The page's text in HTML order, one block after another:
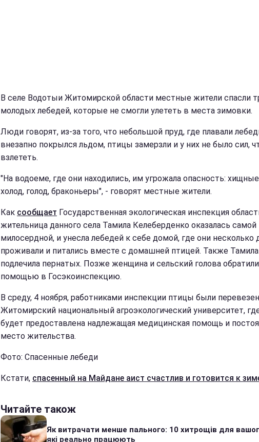
В селе Водотыи Житомирской области местные жители спасли
молодых лебедей, которые не смогли улететь в места зимовки.
Люди говорят, из-за того, что небольшой пруд, где плавали
внезапно покрылся льдом, птицы замерзли и у них не было сил,
взлететь.
"На водоеме, где они находились, им угрожала опасность:
холод, голод, браконьеры", - говорят местные жители.
Как сообщает Государственная экологическая инспекция
жительница данного села Тамила Келеберденко оказалась самой
милосердной, и унесла лебедей к себе домой, где они несколько
проживали и питались вместе с домашней птицей. Также Тамила
подлечила пернатых. Позже женщина и сельский голова
помощью в Госэкоинспекцию.
В среду, 4 ноября, работниками инспекции птицы были
Житомирский национальный агроэкологический университет,
будет предоставлена надлежащая медицинская помощь и
место жительства.
Фото: Спасенные лебеди
Кстати, спасенный на Майдане аист счастлив и готовится к
Читайте також
Як витрачати менше пального: 10 хитрощів для
які реально працюють